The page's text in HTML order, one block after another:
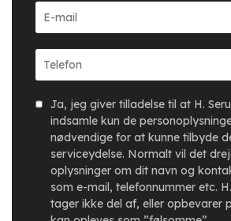
Ja, jeg giver tilladelse til at H.
indsamle kun de
nødvendige for at kunne tilbyde
serviceydelse. Normalt vil det
oplysninger om dit navn og
som e-mail, telefonnummer etc.
tager ikke del af, eller opbevarer